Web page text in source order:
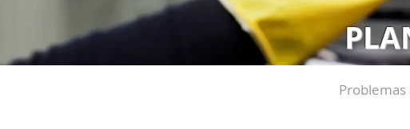
Problemas